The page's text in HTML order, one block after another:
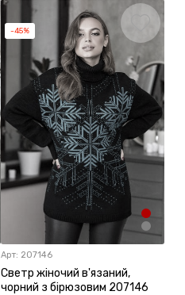
-45%
Арт: 207146
Светр жіночий в'язаний,
чорний з бірюзовим 207146